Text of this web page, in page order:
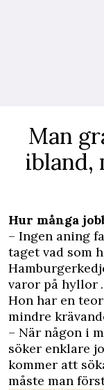
Man
ibland,
Hur många
– Ingen aning
taget vad som
varor på hyllor
Hon har en
mindre
– När någon i
söker enklare
kommer att
måste man